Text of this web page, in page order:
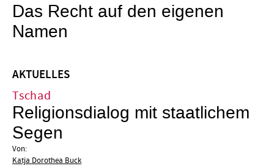
Das Recht auf den eigenen
Namen
AKTUELLES
Tschad
Religionsdialog mit staatlichem
Segen
Von:
Katja Dorothea Buck